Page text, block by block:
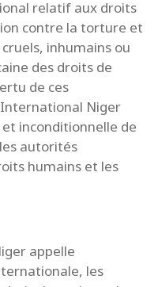
relatif aux droits
contre la torture et
inhumains ou
des droits de
de ces
Niger
inconditionnelle de
autorités
humains et les
appelle
les